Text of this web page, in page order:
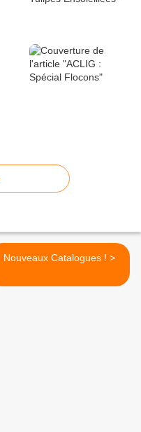
Nouveaux Catalogues ! >